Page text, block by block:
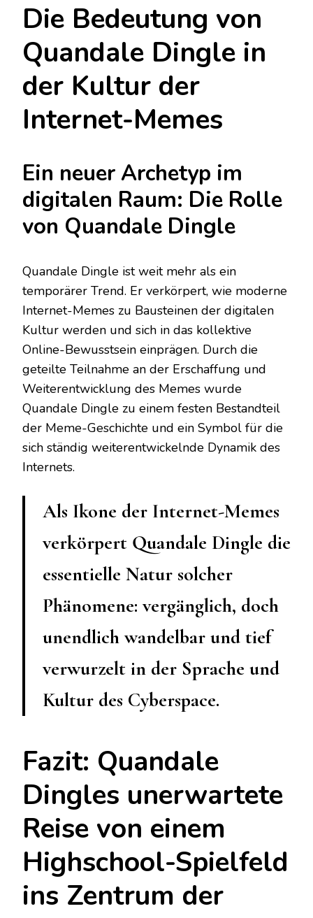
Die Bedeutung von
Quandale Dingle in
der Kultur der
Internet-Memes
Ein neuer Archetyp im
digitalen Raum: Die Rolle
von Quandale Dingle
Quandale Dingle ist weit mehr als ein
temporärer Trend. Er verkörpert, wie moderne
Internet-Memes zu Bausteinen der digitalen
Kultur werden und sich in das kollektive
Online-Bewusstsein einprägen. Durch die
geteilte Teilnahme an der Erschaffung und
Weiterentwicklung des Memes wurde
Quandale Dingle zu einem festen Bestandteil
der Meme-Geschichte und ein Symbol für die
sich ständig weiterentwickelnde Dynamik des
Internets.
Als Ikone der Internet-Memes
verkörpert Quandale Dingle die
essentielle Natur solcher
Phänomene: vergänglich, doch
unendlich wandelbar und tief
verwurzelt in der Sprache und
Kultur des Cyberspace.
Fazit: Quandale
Dingles unerwartete
Reise von einem
Highschool-Spielfeld
ins Zentrum der